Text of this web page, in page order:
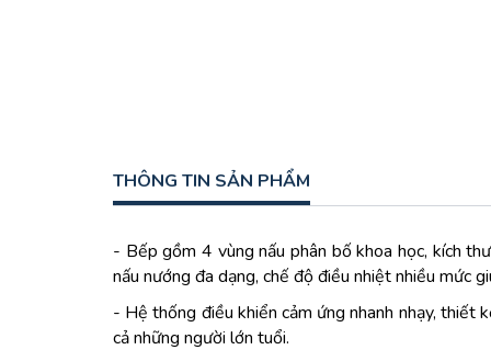
THÔNG TIN SẢN PHẨM
- Bếp gồm 4 vùng nấu phân bố khoa học, kích
nấu nướng đa dạng, chế độ điều nhiệt nhiều mức
- Hệ thống điều khiển cảm ứng nhanh nhạy, thiết
cả những người lớn tuổi.